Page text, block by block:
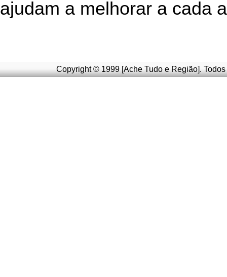
ajudam a melhorar a cada
Copyright © 1999 [Ache Tudo e Região].